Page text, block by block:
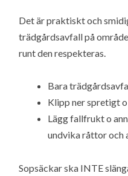
Det är praktiskt och
trädgårdsavfall på
runt den respekteras.
Bara
Klipp ner spretigt
Lägg fallfrukt o
undvika råttor och
Sopsäckar ska INTE